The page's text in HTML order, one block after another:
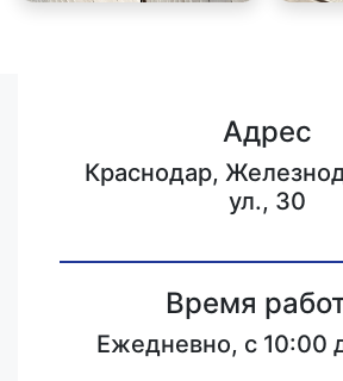
Адрес
Краснодар,
ул., 30
Время
Ежедневно, с 10:00